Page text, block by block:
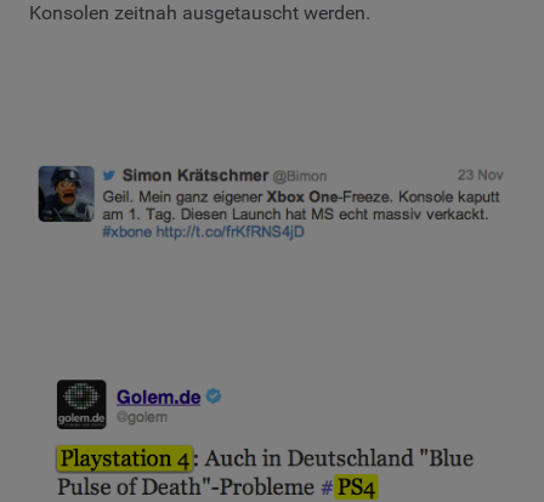
Konsolen zeitnah ausgetauscht werden.